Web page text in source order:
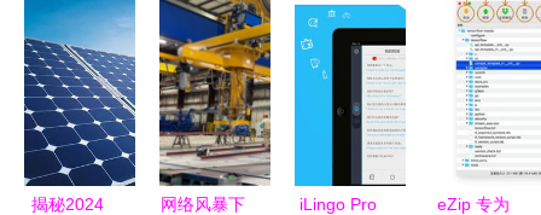
行业信息化
解决方案
华智软件如
何支撑面包
西饼连锁门
店高效运营
关键支撑软
件的架构设
计与实践
松实现中文
界面与常见
开发工具汉
化指南
墙，Briar靠
Tor凿开了
一道缝隙
揭秘2024
网络风暴下
iLingo Pro
eZip 专为